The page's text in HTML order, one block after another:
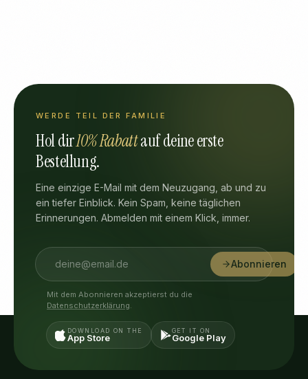
WERDE TEIL DER FAMILIE
Hol dir10% Rabattauf deine erste
Bestellung.
Eine einzige E-Mail mit dem Neuzugang, ab und zu
ein tiefer Einblick. Kein Spam, keine täglichen
Erinnerungen. Abmelden mit einem Klick, immer.
Abonnieren
Mit dem Abonnieren akzeptierst du die
Datenschutzerklärung
DOWNLOAD ON THE
App Store
GET IT ON
Google Play